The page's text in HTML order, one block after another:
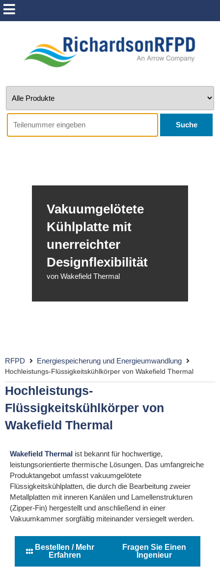
Suche
Vakuumgelötete
Kühlplatte mit
unerreichter
Designflexibilität
von Wakefield Thermal
RFPD Energiespeicherung und Energieumwandlung
Hochleistungs-Flüssigkeitskühlkörper von Wakefield Thermal
Hochleistungs-
Flüssigkeitskühlkörper von
Wakefield Thermal
Wakefield Thermal ist bekannt für hochwertige,
leistungsorientierte thermische Lösungen. Das umfangreiche
Produktangebot umfasst vakuumgelötete
Flüssigkeitskühlplatten, die durch die Bearbeitung zweier
Metallplatten mit inneren Kanälen und Lamellenstrukturen
(Zipper-Fin) hergestellt und anschließend in einer
Vakuumkammer sorgfältig miteinander versiegelt werden.
Bestellen / Mehr
Erfahren
Fragen Sie Einen
Ingenieur